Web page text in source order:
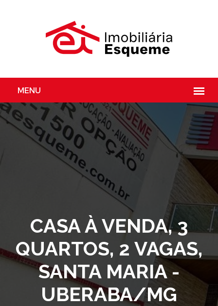
CASA À VENDA, 3
QUARTOS, 2 VAGAS,
SANTA MARIA -
UBERABA/MG